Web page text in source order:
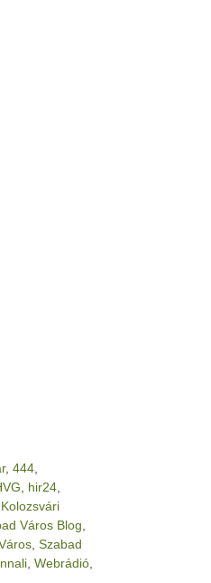
, 444
hir24
Kolozsvári
Város Blog
Szabad
Webrádió